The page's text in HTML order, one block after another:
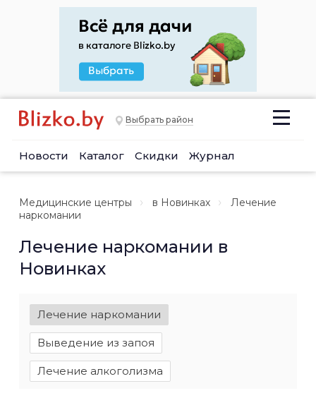
Выбрать район
Новости Каталог Скидки Журнал
Медицинские центры в Новинках
Лечение
наркомании
Лечение наркомании в
Новинках
Лечение наркомании
Выведение из запоя
Лечение алкоголизма